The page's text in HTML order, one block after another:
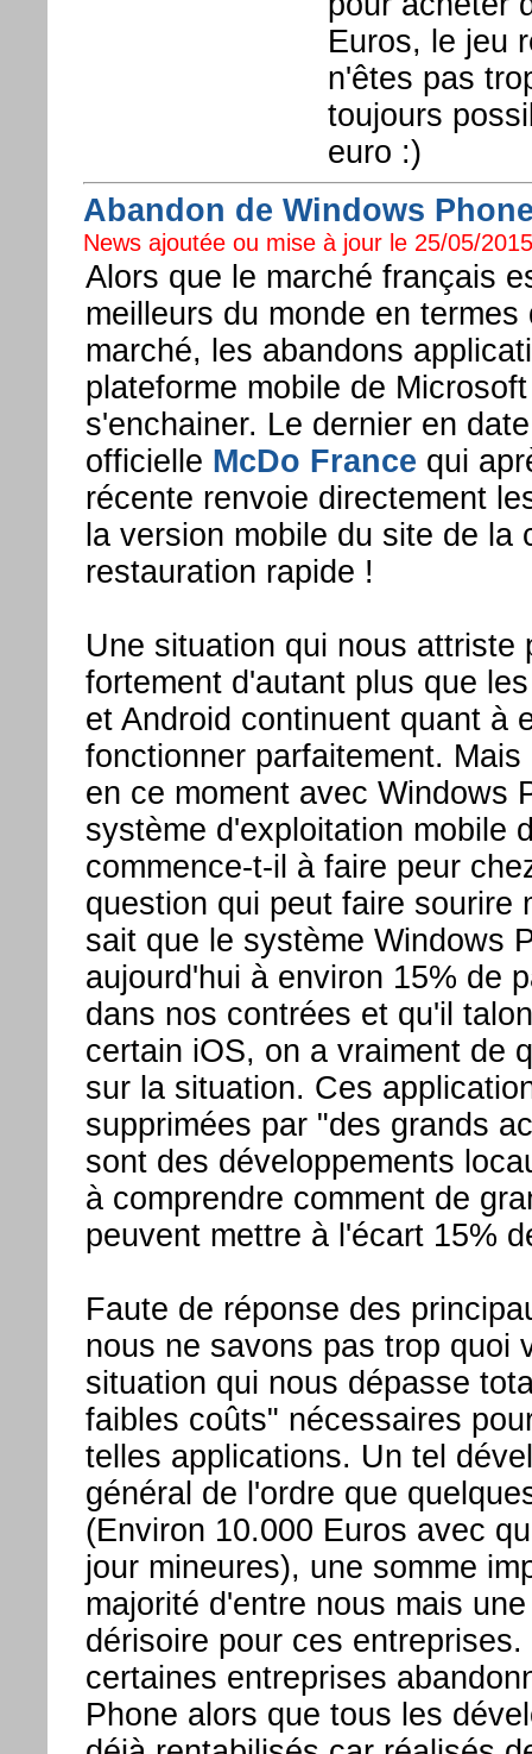
Euros, le jeu
n'êtes pas
toujours
euro :)
Abandon de Windows
News ajoutée ou mise à jour le 25/05/
Alors que le marché français
meilleurs du monde en termes
marché, les abandons
plateforme mobile de
s'enchainer. Le dernier en
officielle McDo France qui
récente renvoie directement
la version mobile du site de la
restauration rapide !
Une situation qui nous attriste
fortement d'autant plus que
et Android continuent quant à
fonctionner parfaitement.
en ce moment avec Windows
système d'exploitation mobile
commence-t-il à faire peur
question qui peut faire sourire
sait que le système Windows
aujourd'hui à environ 15% de
dans nos contrées et qu'il
certain iOS, on a vraiment de
sur la situation. Ces
supprimées par "des grands
sont des développements
à comprendre comment de
peuvent mettre à l'écart 15%
Faute de réponse des
nous ne savons pas trop quoi
situation qui nous dépasse
faibles coûts" nécessaires
telles applications. Un tel
général de l'ordre que
(Environ 10.000 Euros avec
jour mineures), une somme
majorité d'entre nous mais
dérisoire pour ces entreprises.
certaines entreprises
Phone alors que tous les